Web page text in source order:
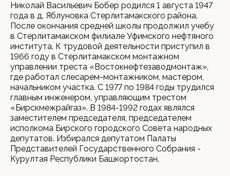
Николай Васильевич Бобер родился 1 августа 1947
года в д. Яблуновка Стерлитамакского района.
После окончания средней школы продолжил учебу
в Стерлитамакском филиале Уфимского нефтяного
института. К трудовой деятельности приступил в
1966 году в Стерлитамакском монтажном
управлении треста «Востокнефтезаводмонтаж»,
где работал слесарем-монтажником, мастером,
начальником участка. С 1977 по 1984 годы трудился
главным инженером, управляющим трестом
«Бирскмежрайгаз». В 1984-1992 годах являлся
заместителем председателя, председателем
исполкома Бирского городского Совета народных
депутатов. Избирался депутатом Палаты
Представителей Государственного Собрания -
Курултая Республики Башкортостан.